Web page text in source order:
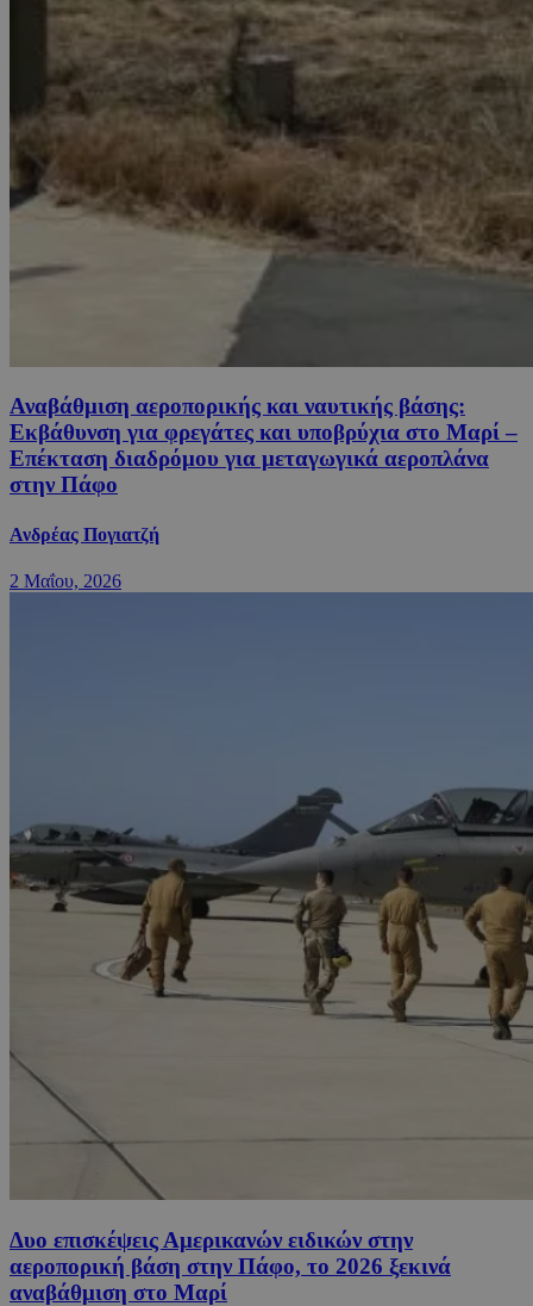
Αναβάθμιση αεροπορικής και ναυτικής βάσης:
Εκβάθυνση για φρεγάτες και υποβρύχια στο Μαρί –
Επέκταση διαδρόμου για μεταγωγικά αεροπλάνα
στην Πάφο
Ανδρέας Πογιατζή
2 Μαΐου, 2026
Δυο επισκέψεις Αμερικανών ειδικών στην
αεροπορική βάση στην Πάφο, το 2026 ξεκινά
αναβάθμιση στο Μαρί